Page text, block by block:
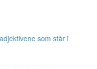
som står i